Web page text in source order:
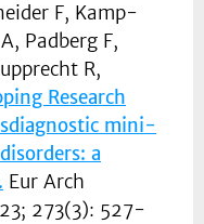
F, Kamp-
Padberg F,
R,
Research
mini-
a
Eur Arch
273(3): 527-